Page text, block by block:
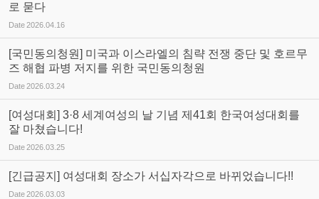
로 묻다
Date2026.04.16
[국민동의청원] 미국과 이스라엘의 침략 전쟁 중단 및 호르무
즈 해협 파병 저지를 위한 국민동의청원
Date2026.03.24
[여성대회] 3·8 세계여성의 날 기념 제41회 한국여성대회를
잘 마쳤습니다!
Date2026.03.25
[긴급공지] 여성대회 장소가 서십자각으로 바뀌었습니다!!
Date2026.03.03